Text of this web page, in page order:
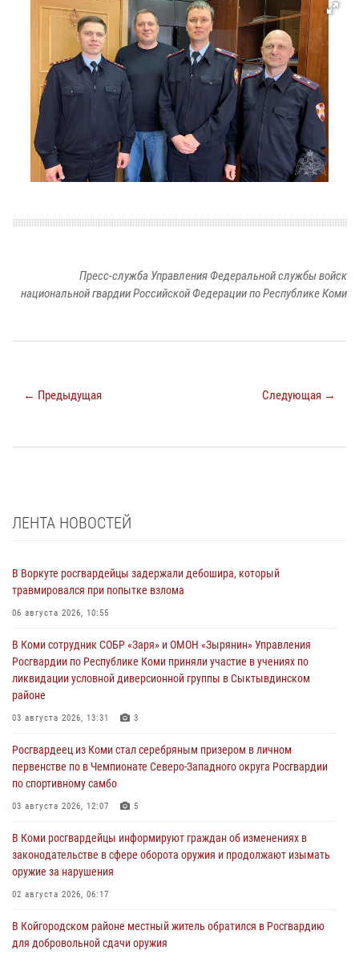
Пресс-служба Управления Федеральной службы войск
национальной гвардии Российской Федерации по Республике Коми
← Предыдущая Следующая →
ЛЕНТА НОВОСТЕЙ
В Воркуте росгвардейцы задержали дебошира, который
травмировался при попытке взлома
06 августа 2026, 10:55
В Коми сотрудник СОБР «Заря» и ОМОН «Зырянин» Управления
Росгвардии по Республике Коми приняли участие в учениях по
ликвидации условной диверсионной группы в Сыктывдинском
районе
03 августа 2026, 13:31 3
Росгвардеец из Коми стал серебряным призером в личном
первенстве по в Чемпионате Северо-Западного округа Росгвардии
по спортивному самбо
03 августа 2026, 12:07 5
В Коми росгвардейцы информируют граждан об изменениях в
законодательстве в сфере оборота оружия и продолжают изымать
оружие за нарушения
02 августа 2026, 06:17
В Койгородском районе местный житель обратился в Росгвардию
для добровольной сдачи оружия